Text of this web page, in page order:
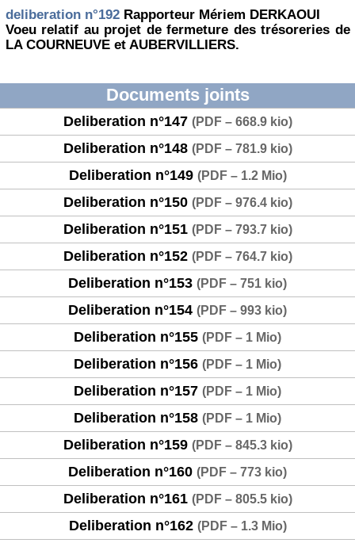
deliberation n°192Rapporteur Mériem DERKAOUI
Voeu relatif au projet de fermeture des trésoreries de
LA COURNEUVE et AUBERVILLIERS.
Documents joints
Deliberation n°147 (PDF – 668.9 kio)
Deliberation n°148 (PDF – 781.9 kio)
Deliberation n°149 (PDF – 1.2 Mio)
Deliberation n°150 (PDF – 976.4 kio)
Deliberation n°151 (PDF – 793.7 kio)
Deliberation n°152 (PDF – 764.7 kio)
Deliberation n°153 (PDF – 751 kio)
Deliberation n°154 (PDF – 993 kio)
Deliberation n°155 (PDF – 1 Mio)
Deliberation n°156 (PDF – 1 Mio)
Deliberation n°157 (PDF – 1 Mio)
Deliberation n°158 (PDF – 1 Mio)
Deliberation n°159 (PDF – 845.3 kio)
Deliberation n°160 (PDF – 773 kio)
Deliberation n°161 (PDF – 805.5 kio)
Deliberation n°162 (PDF – 1.3 Mio)